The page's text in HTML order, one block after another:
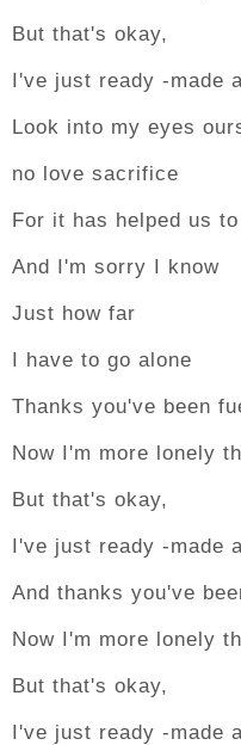
But that's okay,
I've just ready -made
Look into my eyes
no love sacrifice
For it has helped us
And I'm sorry I know
Just how far
I have to go alone
Thanks you've been
Now I'm more lonely
But that's okay,
I've just ready -made
And thanks you've
Now I'm more lonely
But that's okay,
I've just ready -made